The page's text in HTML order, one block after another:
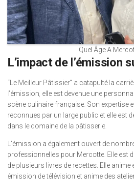
Quel Âge A
L’impact de l’émission
“Le Meilleur Pâtissier” a catapulté la
l’émission, elle est devenue une
scène culinaire française. Son expertise
reconnues par un large public et elle est
dans le domaine de la pâtisserie.
L’émission a également ouvert de
professionnelles pour Mercotte. Elle est
de plusieurs livres de recettes. Elle
émission de télévision et anime des